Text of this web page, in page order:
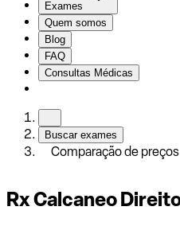
Exames
Quem somos
Blog
FAQ
Consultas Médicas
Buscar exames
Comparação de preços
Rx Calcaneo